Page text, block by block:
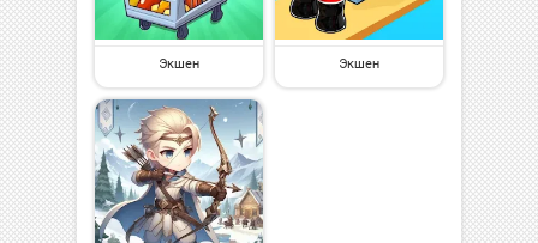
Экшен Экшен